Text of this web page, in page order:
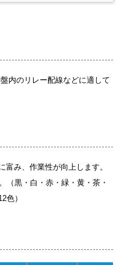
内のリレー配線などに適して
み、作業性が向上します。
（黒・白・赤・緑・黄・茶・
色）